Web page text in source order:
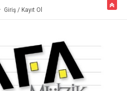
Giriş / Kayıt Ol